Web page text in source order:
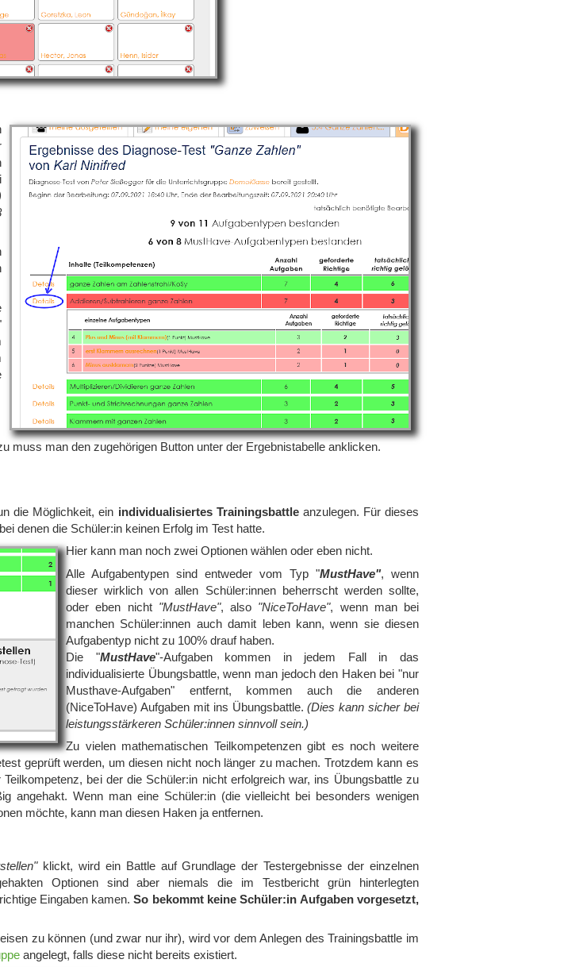
muss man den zugehörigen Button unter der Ergebnistabelle anklicken.
die Möglichkeit, ein individualisiertes Trainingsbattleanzulegen. Für dieses
denen die Schüler:in keinen Erfolg im Test hatte.
Hier kann man noch zwei Optionen wählen oder eben nicht.
Alle Aufgabentypen sind entweder vom Typ "MustHave", wenn
dieser wirklich von allen Schüler:innen beherrscht werden sollte,
oder eben nicht "MustHave", also "NiceToHave", wenn man bei
manchen Schüler:innen auch damit leben kann, wenn sie diesen
Aufgabentyp nicht zu 100% drauf haben.
Die "MustHave"-Aufgaben kommen in jedem Fall in das
individualisierte Übungsbattle, wenn man jedoch den Haken bei "nur
Musthave-Aufgaben" entfernt, kommen auch die anderen
(NiceToHave) Aufgaben mit ins Übungsbattle.(Dies kann sicher bei
leistungsstärkeren Schüler:innen sinnvoll sein.)
Zu vielen mathematischen Teilkompetenzen gibt es noch weitere
geprüft werden, um diesen nicht noch länger zu machen. Trotzdem kann es
bei der die Schüler:in nicht erfolgreich war, ins Übungsbattle zu
angehakt. Wenn man eine Schüler:in (die vielleicht bei besonders wenigen
möchte, kann man diesen Haken ja entfernen.
klickt, wird ein Battle auf Grundlage der Testergebnisse der einzelnen
Optionen sind aber niemals die im Testbericht grün hinterlegten
Eingaben kamen.So bekommt keine Schüler:in Aufgaben vorgesetzt,
zu können (und zwar nur ihr), wird vor dem Anlegen des Trainingsbattle im
angelegt, falls diese nicht bereits existiert.